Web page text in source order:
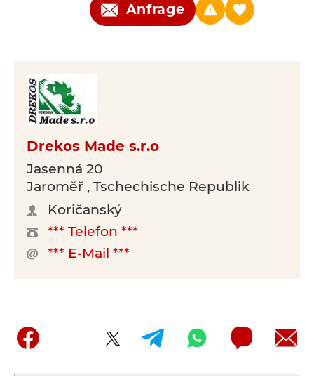
Anfrage
Drekos Made s.r.o
Jasenná 20
Jaroměř , Tschechische Republik
Koričanský
*** Telefon ***
*** E-Mail ***